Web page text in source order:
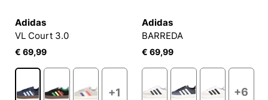
Adidas
VL Court 3.0
€ 69,99
+1
Adidas
BARREDA
€ 69,99
+6